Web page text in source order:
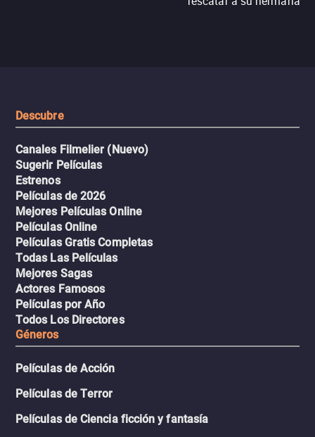
Descubre
Canales Filmelier (Nuevo)
Sugerir Películas
Estrenos
Películas de 2026
Mejores Películas Online
Películas Online
Películas Gratis Completas
Todas Las Películas
Mejores Sagas
Actores Famosos
Películas por Año
Todos Los Directores
Géneros
Películas de Acción
Películas de Terror
Películas de Ciencia ficción y fantasía